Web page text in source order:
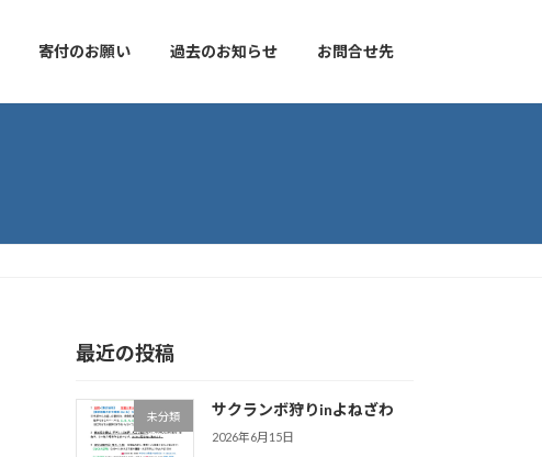
寄付のお願い 過去のお知らせ お問合せ先
最近の投稿
未分類 サクランボ狩りinよねざわ
2026年6月15日